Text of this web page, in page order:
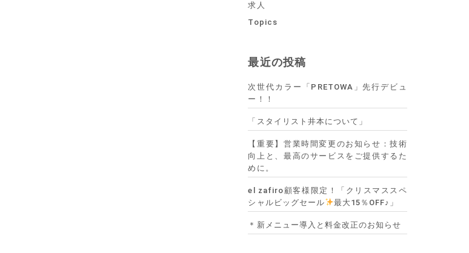
求人
Topics
最近の投稿
次世代カラー「PRETOWA」先行デビュ
ー！！
「スタイリスト井本について」
【重要】営業時間変更のお知らせ：技術
向上と、最高のサービスをご提供するた
めに。
el zafiro顧客様限定！「クリスマススペ
シャルビッグセール
最大15％OFF♪」
＊新メニュー導入と料金改正のお知らせ